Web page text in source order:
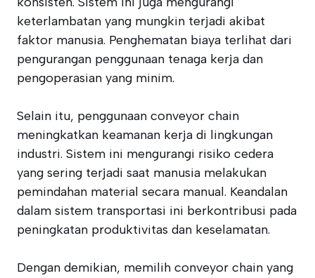
keterlambatan yang mungkin terjadi akibat
faktor manusia. Penghematan biaya terlihat dari
pengurangan penggunaan tenaga kerja dan
pengoperasian yang minim.
Selain itu, penggunaan conveyor chain
meningkatkan keamanan kerja di lingkungan
industri. Sistem ini mengurangi risiko cedera
yang sering terjadi saat manusia melakukan
pemindahan material secara manual. Keandalan
dalam sistem transportasi ini berkontribusi pada
peningkatan produktivitas dan keselamatan.
Dengan demikian, memilih conveyor chain yang